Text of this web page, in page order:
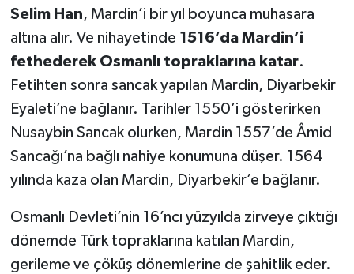
Selim Han, Mardin’i bir yıl boyunca muhasara
altına alır. Ve nihayetinde 1516’da Mardin’i
fethederek Osmanlı topraklarına katar.
Fetihten sonra sancak yapılan Mardin, Diyarbekir
Eyaleti’ne bağlanır. Tarihler 1550’i gösterirken
Nusaybin Sancak olurken, Mardin 1557’de Âmid
Sancağı’na bağlı nahiye konumuna düşer. 1564
yılında kaza olan Mardin, Diyarbekir’e bağlanır.
Osmanlı Devleti’nin 16’ncı yüzyılda zirveye çıktığı
dönemde Türk topraklarına katılan Mardin,
gerileme ve çöküş dönemlerine de şahitlik eder.